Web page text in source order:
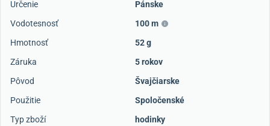
Určenie
Pánske
Vodotesnosť
100 m
Hmotnosť
52 g
Záruka
5 rokov
Pôvod
Švajčiarske
Použitie
Spoločenské
Typ zboží
hodinky